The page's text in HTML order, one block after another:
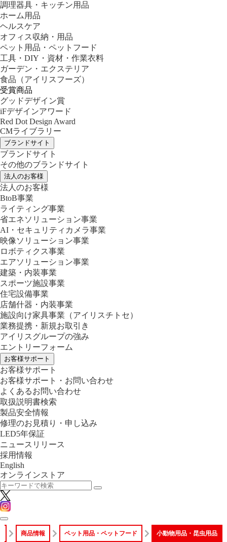
調理器具・キッチン用品
ホーム用品
ヘルスケア
オフィス収納・用品
ペット用品・ペットフード
工具・DIY・資材・作業衣料
ガーデン・エクステリア
食品 （アイリスフーズ）
受賞商品
グッドデザイン賞
iFデザインアワード
Red Dot Design Award
CMライブラリー
ブランドサイト
ブランドサイト
その他のブランドサイト
法人のお客様
法人のお客様
BtoB事業
ライティング事業
省エネソリューション事業
AI・セキュリティカメラ事業
映像ソリューション事業
ロボティクス事業
エアソリューション事業
建築・内装事業
スポーツ施設事業
住宅設備事業
店舗什器・内装事業
施設向け家具事業 （アイリスチトセ）
業務提携・新規お取引き
アイリスグループの強み
エントリーフォーム
お客様サポート
お客様サポート
お客様サポート・お問い合わせ
よくあるお問い合わせ
取扱説明書検索
製品安全情報
修理のお見積り・申し込み
LED5年保証
ニュースリリース
採用情報
English
オンラインストア
商品情報 ペット用品・ペットフード 小動物用品・昆虫用品